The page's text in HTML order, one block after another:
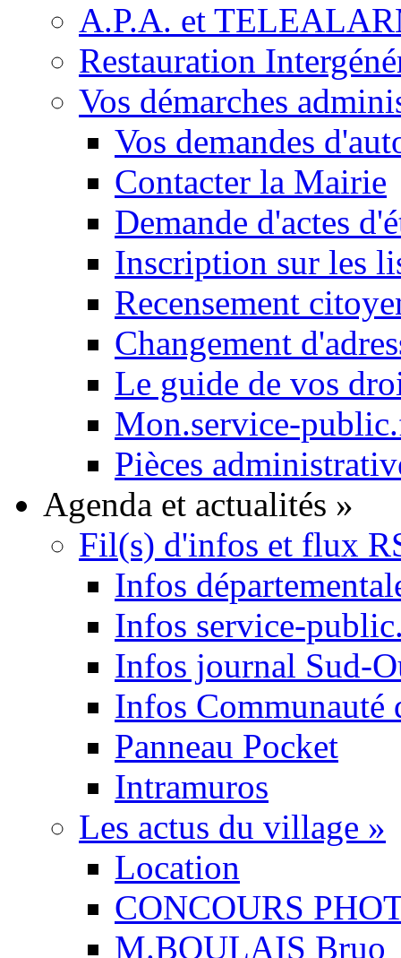
A.P.A. et
Restauration
Vos démarches
Vos demandes
Contacter la Mairie
Demande d'actes
Inscription sur les
Recensement
Changement
Le guide de vos
Mon.service-
Pièces
Agenda et actualités »
Fil(s) d'infos et flux
Infos
Infos service-
Infos journal Sud-
Infos Communauté
Panneau Pocket
Intramuros
Les actus du village »
Location
CONCOURS
M.BOULAIS Bruo